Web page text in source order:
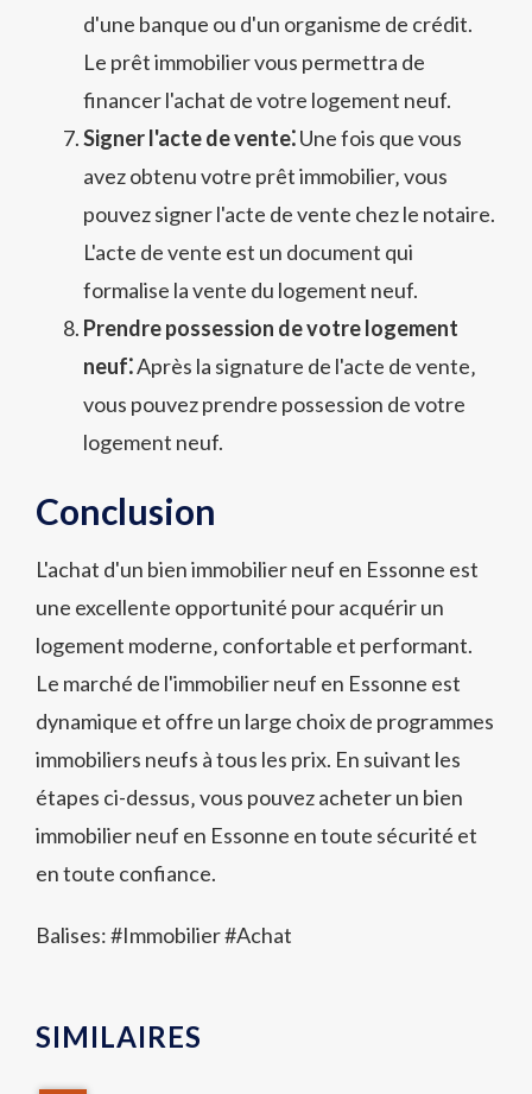
d'une banque ou d'un organisme de crédit.
Le prêt immobilier vous permettra de
financer l'achat de votre logement neuf.
Signer l'acte de vente⁚Une fois que vous
avez obtenu votre prêt immobilier‚ vous
pouvez signer l'acte de vente chez le notaire.
L'acte de vente est un document qui
formalise la vente du logement neuf.
Prendre possession de votre logement
neuf⁚Après la signature de l'acte de vente‚
vous pouvez prendre possession de votre
logement neuf.
Conclusion
L'achat d'un bien immobilier neuf en Essonne est
une excellente opportunité pour acquérir un
logement moderne‚ confortable et performant.
Le marché de l'immobilier neuf en Essonne est
dynamique et offre un large choix de programmes
immobiliers neufs à tous les prix. En suivant les
étapes ci-dessus‚ vous pouvez acheter un bien
immobilier neuf en Essonne en toute sécurité et
en toute confiance.
Balises: #Immobilier#Achat
SIMILAIRES